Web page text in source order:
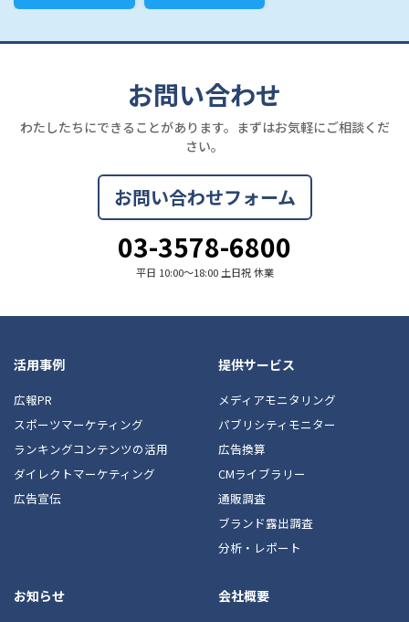
お問い合わせ
わたしたちにできることがあります。まずはお気軽にご相談くだ
さい。
お問い合わせフォーム
03-3578-6800
平日 10:00〜18:00 土日祝 休業
活用事例
広報PR
スポーツマーケティング
ランキングコンテンツの活用
ダイレクトマーケティング
広告宣伝
提供サービス
メディアモニタリング
パブリシティモニター
広告換算
CMライブラリー
通販調査
ブランド露出調査
分析・レポート
お知らせ 会社概要